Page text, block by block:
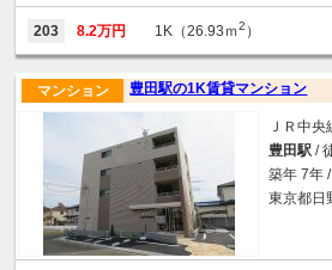
203 8.2万円 1K（26.93ｍ2 ）
豊田駅の1K賃貸マンション
マンション
ＪＲ中央
豊田駅 /
築年 7年
東京都日